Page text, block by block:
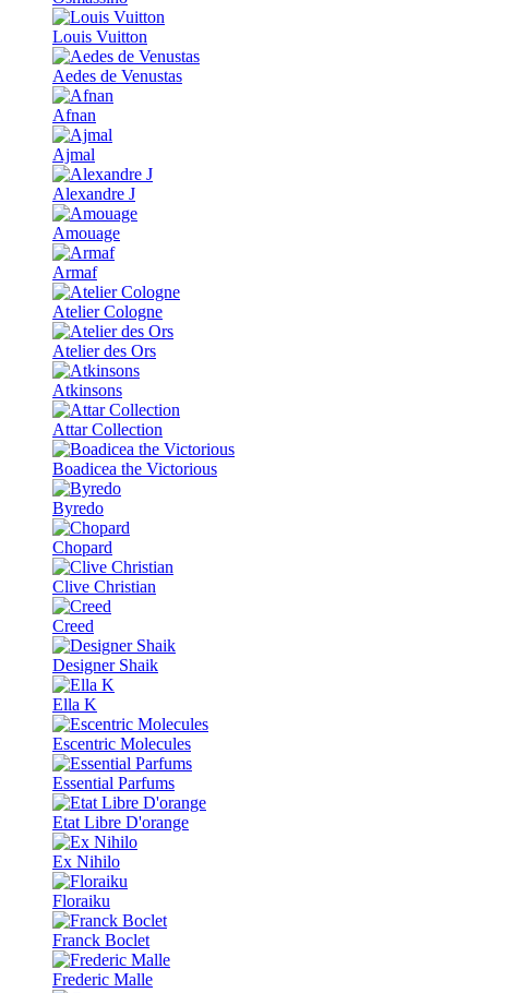
Louis Vuitton
Aedes de Venustas
Afnan
Ajmal
Alexandre J
Amouage
Armaf
Atelier Cologne
Atelier des Ors
Atkinsons
Attar Collection
Boadicea the Victorious
Byredo
Chopard
Clive Christian
Creed
Designer Shaik
Ella K
Escentric Molecules
Essential Parfums
Etat Libre D'orange
Ex Nihilo
Floraiku
Franck Boclet
Frederic Malle